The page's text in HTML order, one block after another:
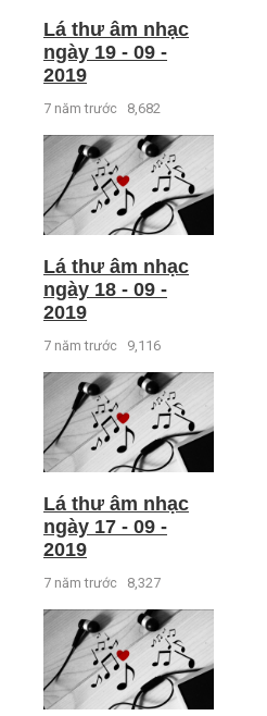
Lá thư âm nhạc
ngày 19 - 09 -
2019
7 năm trước 8,682
Lá thư âm nhạc
ngày 18 - 09 -
2019
7 năm trước 9,116
Lá thư âm nhạc
ngày 17 - 09 -
2019
7 năm trước 8,327